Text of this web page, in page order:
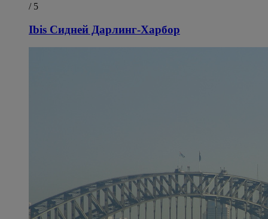
/ 5
Ibis Сидней Дарлинг-Харбор